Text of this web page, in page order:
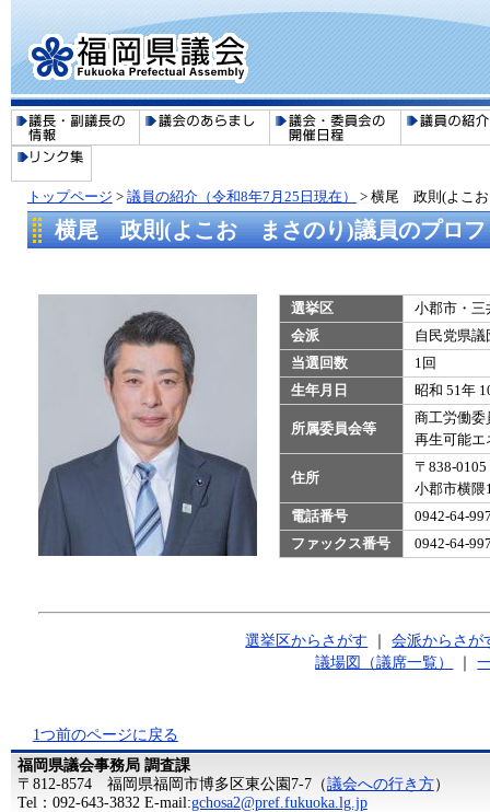
トップページ > 議員の紹介（令和8年7月25日現在） > 横尾 政則(よこ
横尾 政則(よこお まさのり)議員のプロフ
選挙区
小郡市・三
会派
自民党県議
当選回数
1回
生年月日
昭和 51年
所属委員会等
商工労働委
再生可能エ
住所
〒838-0105
小郡市横隈
電話番号
0942-64-
ファックス番号
0942-64-
選挙区からさがす ｜会派からさが
議場図（議席一覧）
｜
1つ前のページに戻る
福岡県議会事務局 調査課
〒812-8574 福岡県福岡市博多区東公園7-7（議会への行き方）
Tel：092-643-3832 E-mail:gchosa2@pref.fukuoka.lg.jp